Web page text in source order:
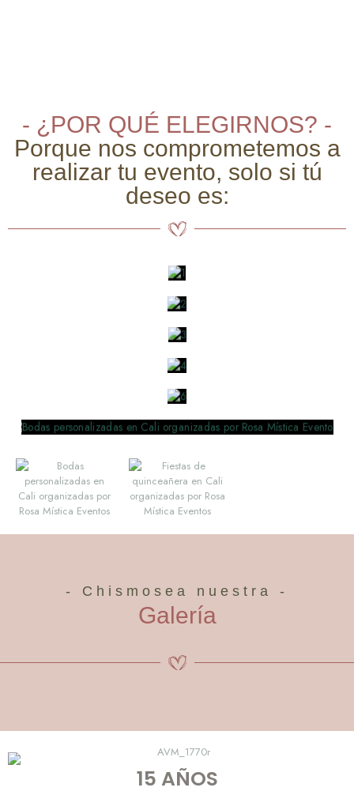
- ¿POR QUÉ ELEGIRNOS? -
Porque nos comprometemos a
realizar tu evento, solo si tú
deseo es:
- Chismosea nuestra -
Galería
15 AÑOS